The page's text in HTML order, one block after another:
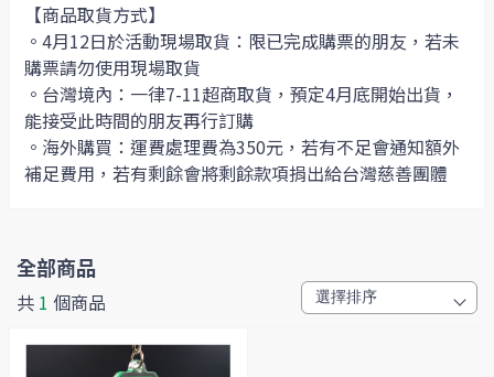
【商品取貨方式】
。4月12日於活動現場取貨：限已完成購票的朋友，若未
購票請勿使用現場取貨
。台灣境內：一律7-11超商取貨，預定4月底開始出貨，
能接受此時間的朋友再行訂購
。海外購買：運費處理費為350元，若有不足會通知額外
補足費用，若有剩餘會將剩餘款項捐出給台灣慈善團體
全部商品
共 1 個商品